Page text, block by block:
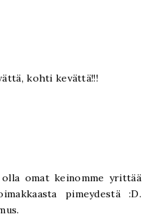
kohti kevättä!!!
omat keinomme yrittää
pimeydestä :D.